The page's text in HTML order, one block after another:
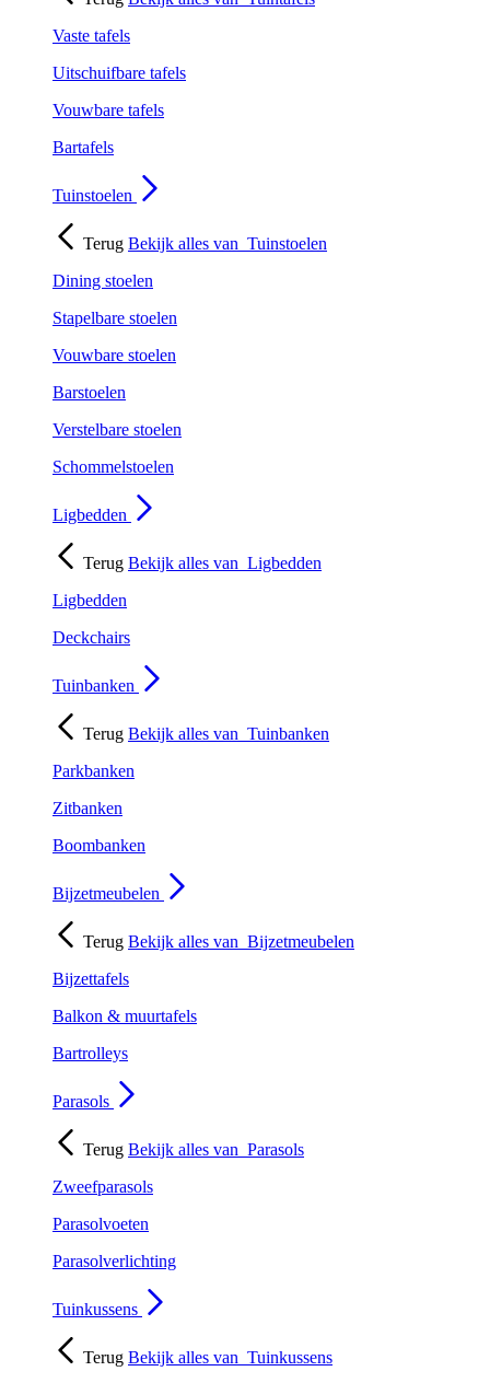
Vaste tafels
Uitschuifbare tafels
Vouwbare tafels
Bartafels
Tuinstoelen
Terug Bekijk alles van Tuinstoelen
Dining stoelen
Stapelbare stoelen
Vouwbare stoelen
Barstoelen
Verstelbare stoelen
Schommelstoelen
Ligbedden
Terug Bekijk alles van Ligbedden
Ligbedden
Deckchairs
Tuinbanken
Terug Bekijk alles van Tuinbanken
Parkbanken
Zitbanken
Boombanken
Bijzetmeubelen
Terug Bekijk alles van Bijzetmeubelen
Bijzettafels
Balkon & muurtafels
Bartrolleys
Parasols
Terug Bekijk alles van Parasols
Zweefparasols
Parasolvoeten
Parasolverlichting
Tuinkussens
Terug Bekijk alles van Tuinkussens